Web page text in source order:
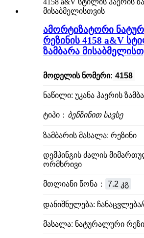
ამორტიზატორი
რეზინის 4158 a&V
ზამბარა
მოდელის ნომერი: 4158
ნაწილი: უკანა ჰაერის
ტიპი： ბენზინით სავსე
ზამბარის მასალა: რეზინი
დემპინგის ძალის
ორმხრივი
მთლიანი წონა： 7.2 კგ
დანიშნულება: ჩანაცვლება/
მასალა: ნატურალური